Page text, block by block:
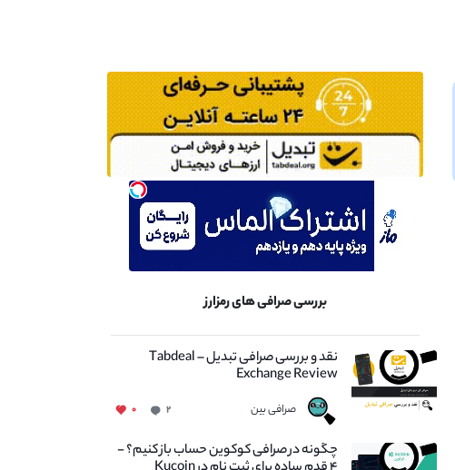
بررسی صرافی های رمزارز
نقد و بررسی صرافی تبدیل – Tabdeal
Exchange Review
صرافی بین ۲ ۰
چگونه در صرافی کوکوین حساب باز کنیم؟ -